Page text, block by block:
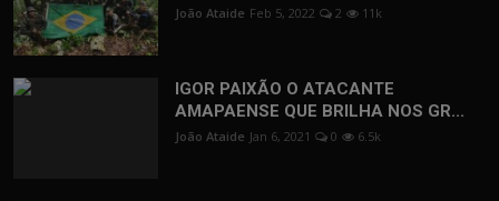
João Ataide Feb 5, 2022 2 11k
IGOR PAIXÃO O ATACANTE
AMAPAENSE QUE BRILHA NOS GR...
João Ataide Jan 6, 2021 0 6.5k